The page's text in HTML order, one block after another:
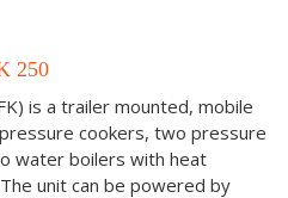
250
is a trailer mounted, mobile
cookers, two pressure
water boilers with heat
unit can be powered by